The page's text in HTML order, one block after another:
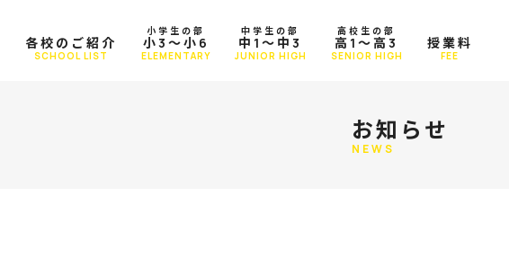
各校のご紹介
SCHOOL LIST
小学生の部
小3～小6
ELEMENTARY
中学生の部
中1～中3
JUNIOR HIGH
高校生の部
高1～高3
SENIOR HIGH
授業料
FEE
お知らせ
NEWS